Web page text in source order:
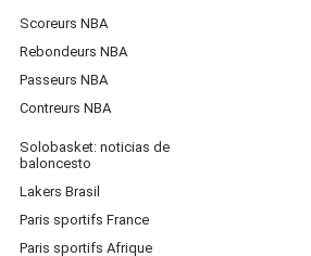
Scoreurs NBA
Rebondeurs NBA
Passeurs NBA
Contreurs NBA
Solobasket: noticias de
baloncesto
Lakers Brasil
Paris sportifs France
Paris sportifs Afrique